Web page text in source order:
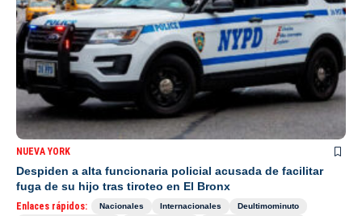
NUEVA YORK
Despiden a alta funcionaria policial acusada de facilitar
fuga de su hijo tras tiroteo en El Bronx
Enlaces rápidos: Nacionales Internacionales
Deultimominuto